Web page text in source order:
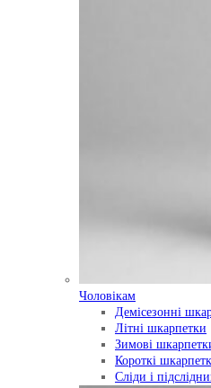
Чоловікам
Демісезонні
Літні шкарпетки
Зимові
Короткі
Сліди і